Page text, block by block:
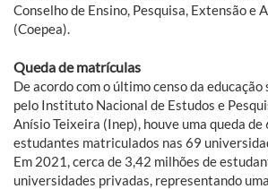
Conselho de Ensino, Pesquisa, Extensão e
(Coepea).
Queda de matrículas
De acordo com o último censo da
pelo Instituto Nacional de Estudos e
Anísio Teixeira (Inep), houve uma queda de
estudantes matriculados nas 69
Em 2021, cerca de 3,42 milhões de
universidades privadas, representando